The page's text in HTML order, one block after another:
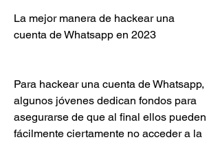
La mejor manera de hackear una
cuenta de Whatsapp en 2023
Para hackear una cuenta de Whatsapp,
algunos jóvenes dedican fondos para
asegurarse de que al final ellos pueden
fácilmente ciertamente no acceder a la